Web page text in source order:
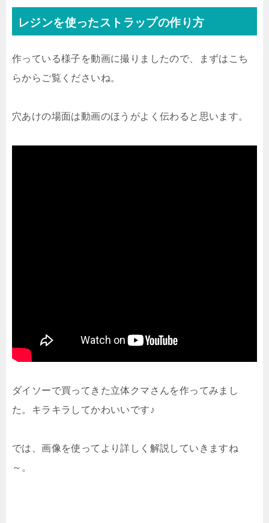
レジンを使ったストラップの作り方
作っている様子を動画に撮りましたので、まずはこち
らからご覧くださいね。
穴あけの場面は動画のほうがよく伝わると思います。
ダイソーで買ってきた立体クマさんを作ってみまし
た。キラキラしてかわいいです♪
では、画像を使ってより詳しく解説していきますね
～。